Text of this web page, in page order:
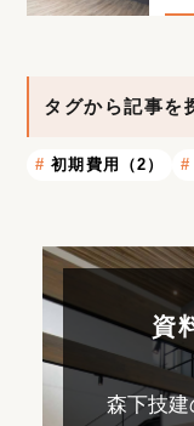
タグから記事を
初期費用（2）
資
森下技